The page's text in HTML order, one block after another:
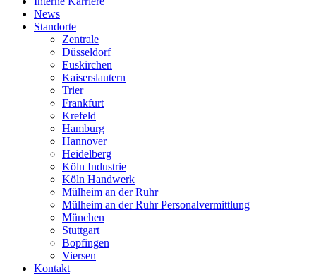
News
Standorte
Zentrale
Düsseldorf
Euskirchen
Kaiserslautern
Trier
Frankfurt
Krefeld
Hamburg
Hannover
Heidelberg
Köln Industrie
Köln Handwerk
Mülheim an der Ruhr
Mülheim an der Ruhr Personalvermittlung
München
Stuttgart
Bopfingen
Viersen
Kontakt